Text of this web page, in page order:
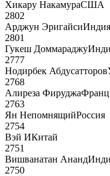
Хикару НакамураСША
2802
Арджун ЭригайсиИндия
2801
Гукеш Доммараджу
2777
Нодирбек Абдусатторов
2768
Алиреза Фируджа
2763
Ян НепомнящийРоссия
2754
Вэй ИКитай
2751
Вишванатан Ананд
2750